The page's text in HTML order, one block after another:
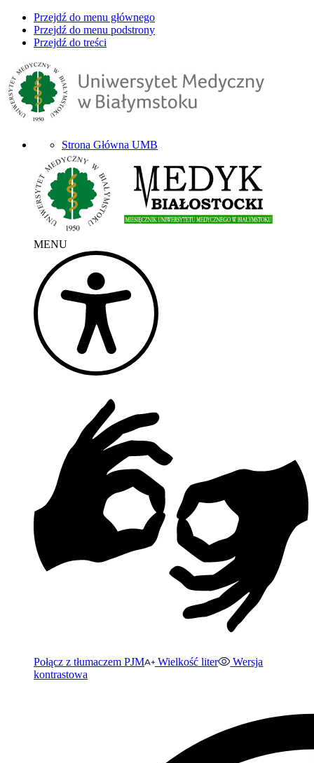
Przejdź do menu głównego
Przejdź do menu podstrony
Przejdź do treści
Strona Główna UMB
MENU
Połącz z tłumaczem PJM Wielkość liter
Wersja
kontrastowa